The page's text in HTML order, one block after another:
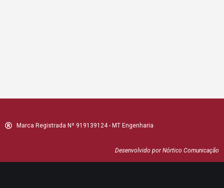
Marca Registrada Nº 919139124 - MT Engenharia
Desenvolvido por Nórtico Comunicação